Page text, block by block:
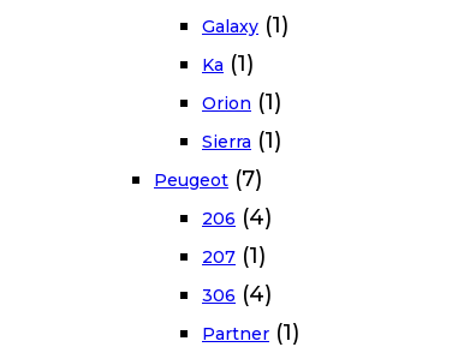
Galaxy (1)
Ka (1)
Orion (1)
Sierra (1)
Peugeot (7)
206 (4)
207 (1)
306 (4)
Partner (1)